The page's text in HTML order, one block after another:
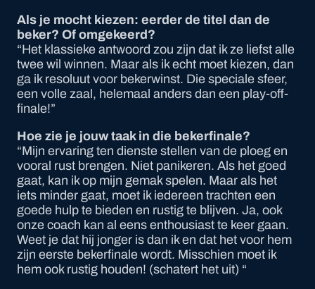
Als je mocht kiezen: eerder de titel dan de
beker? Of omgekeerd?
“Het klassieke antwoord zou zijn dat ik ze liefst alle
twee wil winnen. Maar als ik echt moet kiezen, dan
ga ik resoluut voor bekerwinst. Die speciale sfeer,
een volle zaal, helemaal anders dan een play-off-
finale!”
Hoe zie je jouw taak in die bekerfinale?
“Mijn ervaring ten dienste stellen van de ploeg en
vooral rust brengen. Niet panikeren. Als het goed
gaat, kan ik op mijn gemak spelen. Maar als het
iets minder gaat, moet ik iedereen trachten een
goede hulp te bieden en rustig te blijven. Ja, ook
onze coach kan al eens enthousiast te keer gaan.
Weet je dat hij jonger is dan ik en dat het voor hem
zijn eerste bekerfinale wordt. Misschien moet ik
hem ook rustig houden! (schatert het uit) “